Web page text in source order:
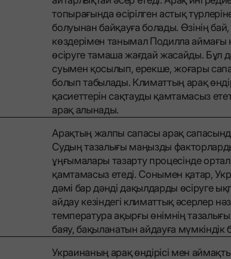
топырағында өсірілген астық
болуынан байқауға болады. Өзінің
көздерімен танымал Подилла аймағы
өсіруге тамаша жағдай жасайды. Бұл
суымен қосылып, ерекше, жоғары
болып табылады. Климаттың арақ
қасиеттерін сақтауды қамтамасыз
арақ алынады.
Арақтың жалпы сапасы арақ
Судың тазалығы маңызды
ұңғымалары тазарту процесінде
қамтамасыз етеді. Сонымен қатар,
дәмі бар дәнді дақылдарды өсіруге
айдау кезіндегі климаттық әсерлер
температура ақырғы өнімнің
баяу, бақыланатын айдауға мүмкіндік
Украинаның арақ өндірісі мен